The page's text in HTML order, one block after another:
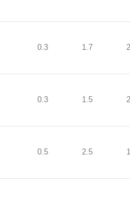
0.3 1.7
0.3 1.5
0.5 2.5